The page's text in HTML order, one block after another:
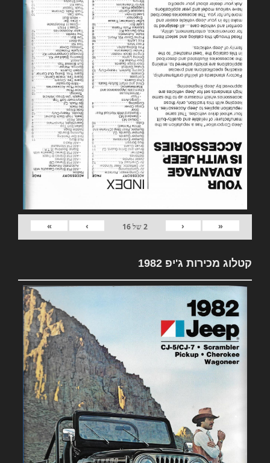
«
‹
2של16
›
»
קטלוג מכירות ג'יפ 1982